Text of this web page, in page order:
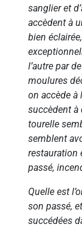
sanglier et
accèdent à
bien
l’autre par
moulures
on accède à
succèdent à
tourelle
semblent
restauration
passé,
Quelle est
son passé,
succédées